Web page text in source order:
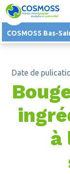
COSMOSS Bas-
Date de
à